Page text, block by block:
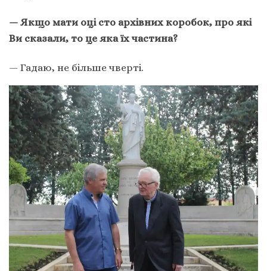
— Якщо мати оці сто архівних коробок, про які
Ви сказали, то це яка їх частина?
— Гадаю, не більше чверті.